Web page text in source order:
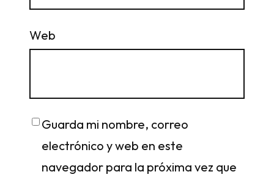
Web
Guarda mi nombre, correo
electrónico y web en este
navegador para la próxima vez que